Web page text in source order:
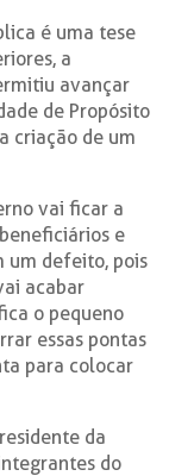
é uma tese
a
avançar
de Propósito
criação de um
vai ficar a
e
um defeito, pois
acabar
o pequeno
essas pontas
para colocar
da
do